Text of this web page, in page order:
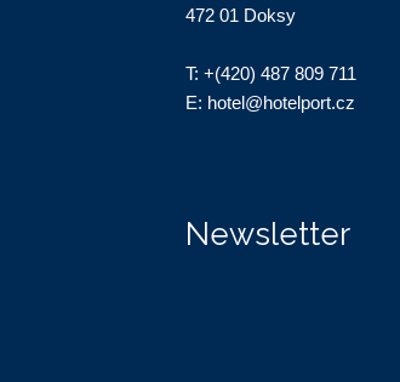
472 01 Doksy
T: +(420) 487 809 711
E: hotel@hotelport.cz
Newsletter